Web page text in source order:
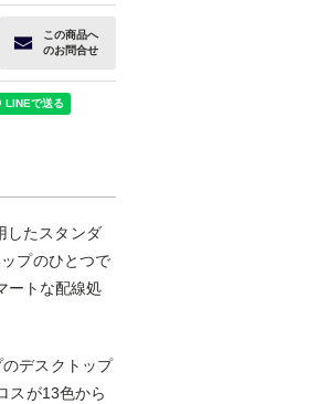
この商品へ
のお問合せ
したスタンダ
プのひとつで
ートな配線処
デスクトップ
スが13色から